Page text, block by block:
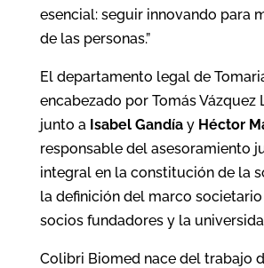
esencial: seguir innovando para
de las personas.”
El departamento legal de
encabezado por Tomás Vázquez
junto aIsabel Gandíay Héctor
responsable del asesoramiento
integral en la constitución de la
la definición del marco
socios fundadores y la
Colibri Biomed nace del trabajo